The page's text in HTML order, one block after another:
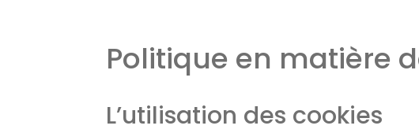
Politique en matière
L’utilisation des cookies